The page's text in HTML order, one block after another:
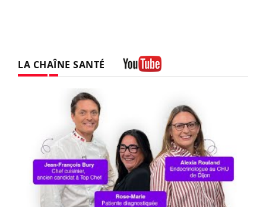
LA CHAÎNE SANTÉ